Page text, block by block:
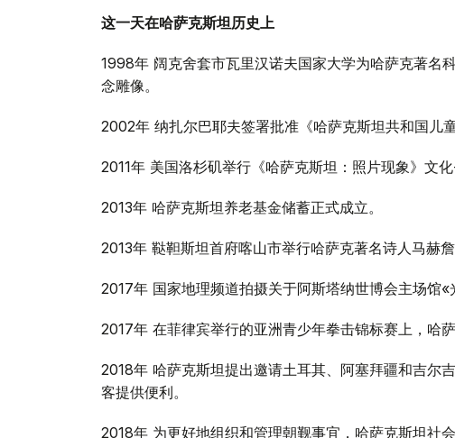
这一天在哈萨克斯坦历史上
1998年 阔克舍套市瓦里汉诺夫国家大学为哈萨克著名
念雕像。
2002年 纳扎尔巴耶夫签署批准《哈萨克斯坦共和国儿童
2011年 美国洛杉矶举行《哈萨克斯坦：照片现象》文化
2013年 哈萨克斯坦养老基金储蓄正式成立。
2013年 鞑靼斯坦首府喀山市举行哈萨克著名诗人马赫
2017年 国家地理频道拍摄关于阿斯塔纳世博会主场馆«
2017年 在菲律宾举行的亚洲青少年拳击锦标赛上，哈
2018年 哈萨克斯坦提出邀请土耳其、阿塞拜疆和吉尔
客提供便利。
2018年 为更好地组织和管理朝觐事宜，哈萨克斯坦社